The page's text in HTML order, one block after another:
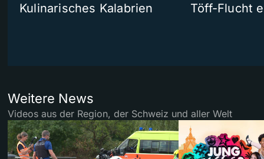
Kulinarisches Kalabrien
Töff-Flucht
Weitere News
Videos aus der Region, der Schweiz und aller Welt